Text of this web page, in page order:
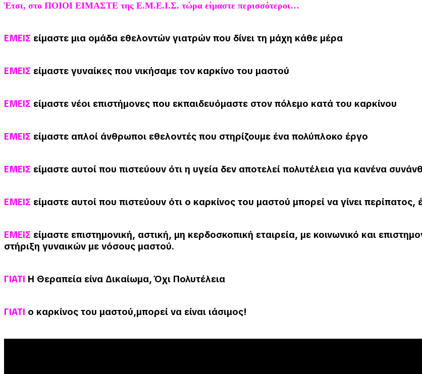
Έτσι, στο ΠΟΙΟΙ ΕΙΜΑΣΤΕ της Ε.Μ.Ε.Ι.Σ. τώρα είμαστε περισσότεροι…
ΕΜΕΙΣ είμαστε μια ομάδα εθελοντών γιατρών που δίνει τη μάχη κάθε μέρα
ΕΜΕΙΣ είμαστε γυναίκες που νικήσαμε τον καρκίνο του μαστού
ΕΜΕΙΣ είμαστε νέοι επιστήμονες που εκπαιδευόμαστε στον πόλεμο κατά του καρκίνου
ΕΜΕΙΣ είμαστε απλοί άνθρωποι εθελοντές που στηρίζουμε ένα πολύπλοκο έργο
ΕΜΕΙΣ είμαστε αυτοί που πιστεύουν ότι η υγεία δεν αποτελεί πολυτέλεια για κανένα
ΕΜΕΙΣ είμαστε αυτοί που πιστεύουν ότι ο καρκίνος του μαστού μπορεί να γίνει
ΕΜΕΙΣ είμαστε επιστημονική, αστική, μη κερδοσκοπική εταιρεία, με κοινωνικό και
στήριξη γυναικών με νόσους μαστού.
ΓΙΑΤΙ Η Θεραπεία είνα Δικαίωμα, Όχι Πολυτέλεια
ΓΙΑΤΙ ο καρκίνος του μαστού,μπορεί να είναι ιάσιμος!